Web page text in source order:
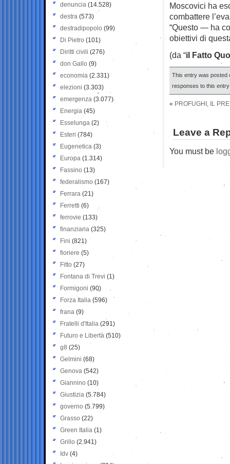
Moscovici ha
combattere
“Questo — ha
obiettivi di
(da “il Fatto
This entry was posted
responses to this
« PROFUGHI, IL
Leave a
You must be
denuncia (14.528)
destra (573)
destradipopolo (99)
Di Pietro (101)
Diritti civili (276)
don Gallo (9)
economia (2.331)
elezioni (3.303)
emergenza (3.077)
Energia (45)
Esselunga (2)
Esteri (784)
Eugenetica (3)
Europa (1.314)
Fassino (13)
federalismo (167)
Ferrara (21)
Ferretti (6)
ferrovie (133)
finanziaria (325)
Fini (821)
fioriere (5)
Fitto (27)
Fontana di Trevi (1)
Formigoni (90)
Forza Italia (596)
frana (9)
Fratelli d'Italia (291)
Futuro e Libertà (510)
g8 (25)
Gelmini (68)
Genova (542)
Giannino (10)
Giustizia (5.784)
governo (5.799)
Grasso (22)
Green Italia (1)
Grillo (2.941)
Idv (4)